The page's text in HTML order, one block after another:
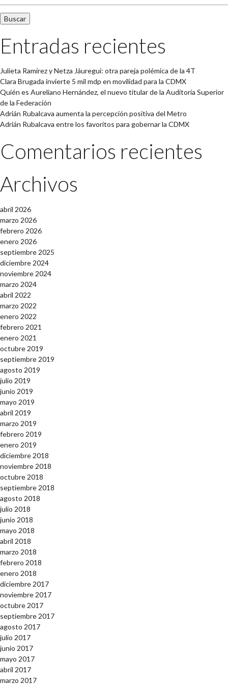
Entradas recientes
Julieta Ramírez y Netza Jáuregui: otra pareja polémica de la 4T
Clara Brugada invierte 5 mil mdp en movilidad para la CDMX
Quién es Aureliano Hernández, el nuevo titular de la Auditoría Superior
de la Federación
Adrián Rubalcava aumenta la percepción positiva del Metro
Adrián Rubalcava entre los favoritos para gobernar la CDMX
Comentarios recientes
Archivos
abril 2026
marzo 2026
febrero 2026
enero 2026
septiembre 2025
diciembre 2024
noviembre 2024
marzo 2024
abril 2022
marzo 2022
enero 2022
febrero 2021
enero 2021
octubre 2019
septiembre 2019
agosto 2019
julio 2019
junio 2019
mayo 2019
abril 2019
marzo 2019
febrero 2019
enero 2019
diciembre 2018
noviembre 2018
octubre 2018
septiembre 2018
agosto 2018
julio 2018
junio 2018
mayo 2018
abril 2018
marzo 2018
febrero 2018
enero 2018
diciembre 2017
noviembre 2017
octubre 2017
septiembre 2017
agosto 2017
julio 2017
junio 2017
mayo 2017
abril 2017
marzo 2017